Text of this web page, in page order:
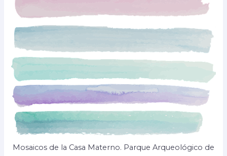
Mosaicos de la Casa Materno. Parque Arqueológico de